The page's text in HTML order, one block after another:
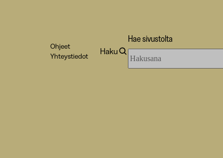
Ohjeet
Yhteystiedot
Haku
Hae sivustolta
sivustolta